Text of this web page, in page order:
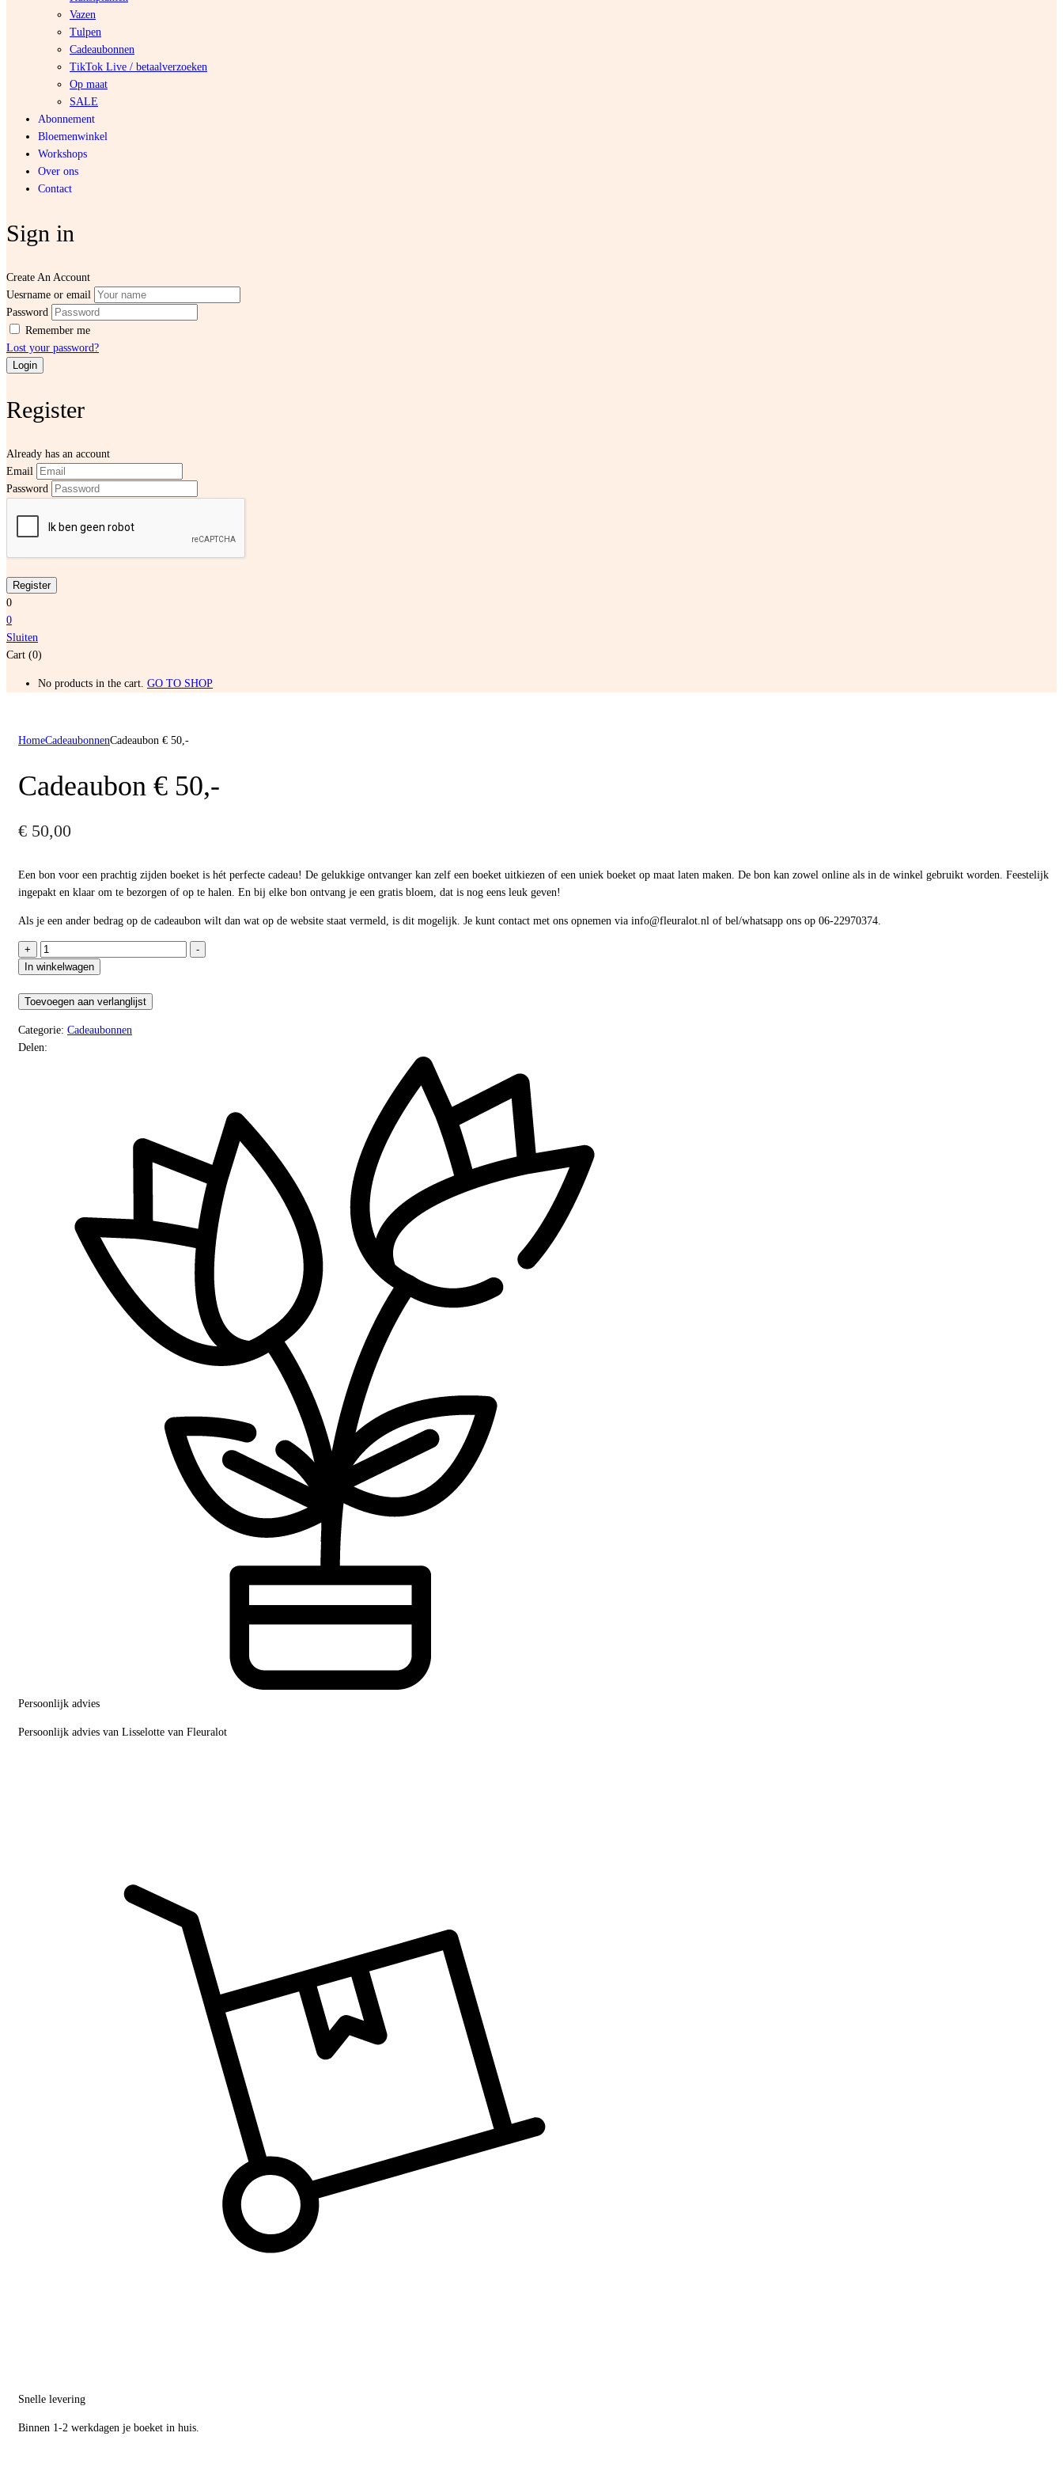
Vazen
Tulpen
Cadeaubonnen
TikTok Live / betaalverzoeken
Op maat
SALE
Abonnement
Bloemenwinkel
Workshops
Over ons
Contact
Sign in
Create An Account
Uesrname or email
Password
Remember me
Lost your password?
Register
Already has an account
Email
Password
0
0
Sluiten
Cart (0)
No products in the cart. GO TO SHOP
HomeCadeaubonnenCadeaubon € 50,-
Cadeaubon € 50,-
€ 50,00
Een bon voor een prachtig zijden boeket is hét perfecte cadeau! De gelukkige ontvanger kan zelf een boeket uitkiezen of een uniek boeket op maat laten maken. De bon kan zowel online als in de winkel gebruikt worden. Feestelijk
ingepakt en klaar om te bezorgen of op te halen. En bij elke bon ontvang je een gratis bloem, dat is nog eens leuk geven!
Als je een ander bedrag op de cadeaubon wilt dan wat op de website staat vermeld, is dit mogelijk. Je kunt contact met ons opnemen via info@fleuralot.nl of bel/whatsapp ons op 06-22970374.
+
Cadeaubon
€
aantal
-
In winkelwagen
Toevoegen aan verlanglijst
Categorie: Cadeaubonnen
Delen:
Persoonlijk advies
Persoonlijk advies van Lisselotte van Fleuralot
Snelle levering
Binnen 1-2 werkdagen je boeket in huis.